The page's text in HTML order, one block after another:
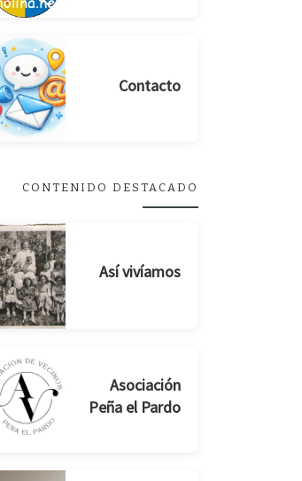
Contacto
CONTENIDO DESTACADO
Así vivíamos
Asociación
Peña el Pardo